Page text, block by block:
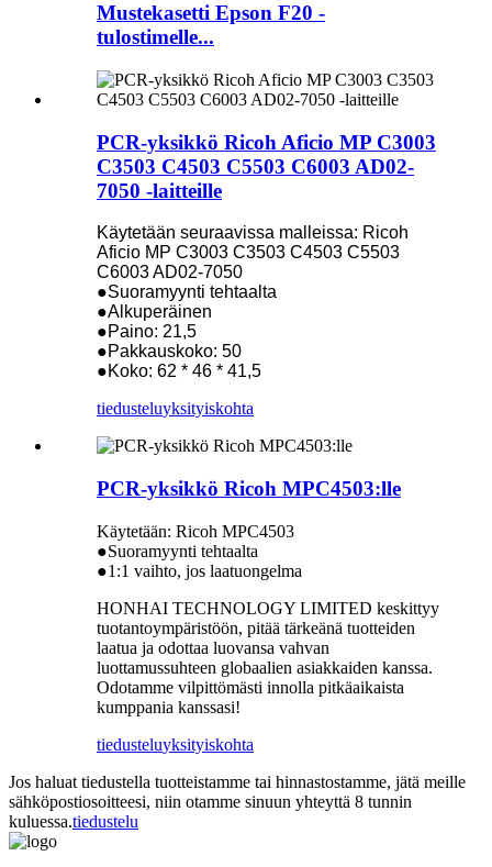
Mustekasetti Epson F20 -
tulostimelle...
PCR-yksikkö Ricoh Aficio MP C3003
C3503 C4503 C5503 C6003 AD02-
7050 -laitteille
Käytetään seuraavissa malleissa: Ricoh
Aficio MP C3003 C3503 C4503 C5503
C6003 AD02-7050
●Suoramyynti tehtaalta
●Alkuperäinen
●Paino: 21,5
●Pakkauskoko: 50
●Koko: 62 * 46 * 41,5
tiedusteluyksityiskohta
PCR-yksikkö Ricoh MPC4503:lle
Käytetään: Ricoh MPC4503
●Suoramyynti tehtaalta
●1:1 vaihto, jos laatuongelma
HONHAI TECHNOLOGY LIMITED keskittyy
tuotantoympäristöön, pitää tärkeänä tuotteiden
laatua ja odottaa luovansa vahvan
luottamussuhteen globaalien asiakkaiden kanssa.
Odotamme vilpittömästi innolla pitkäaikaista
kumppania kanssasi!
tiedusteluyksityiskohta
Jos haluat tiedustella tuotteistamme tai hinnastostamme, jätä meille
sähköpostiosoitteesi, niin otamme sinuun yhteyttä 8 tunnin
kuluessa.tiedustelu